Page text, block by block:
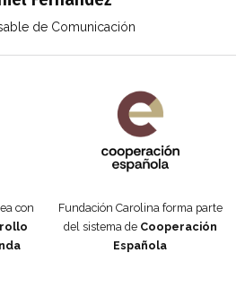
de Comunicación
con
Fundación Carolina forma parte
del sistema de Cooperación
Española